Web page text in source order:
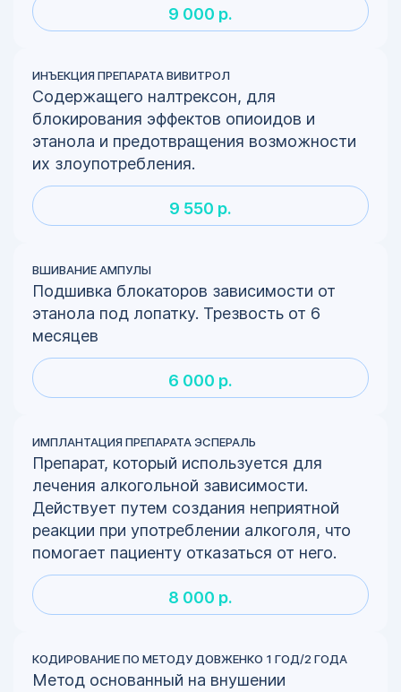
9 000 р.
ИНЪЕКЦИЯ ПРЕПАРАТА ВИВИТРОЛ
Содержащего налтрексон, для
блокирования эффектов опиоидов и
этанола и предотвращения возможности
их злоупотребления.
9 550 р.
ВШИВАНИЕ АМПУЛЫ
Подшивка блокаторов зависимости от
этанола под лопатку. Трезвость от 6
месяцев
6 000 р.
ИМПЛАНТАЦИЯ ПРЕПАРАТА ЭСПЕРАЛЬ
Препарат, который используется для
лечения алкогольной зависимости.
Действует путем создания неприятной
реакции при употреблении алкоголя, что
помогает пациенту отказаться от него.
8 000 р.
КОДИРОВАНИЕ ПО МЕТОДУ ДОВЖЕНКО 1 ГОД/2 ГОДА
Метод основанный на внушении